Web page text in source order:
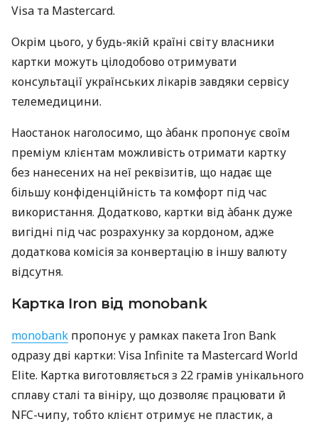
Visa та Mastercard.
Окрім цього, у будь-якій країні світу власники
картки можуть цілодобово отримувати
консультації українських лікарів завдяки сервісу
телемедицини.
Наостанок наголосимо, що àбанк пропонує своїм
преміум клієнтам можливість отримати картку
без нанесених на неї реквізитів, що надає ще
більшу конфіденційність та комфорт під час
використання. Додатково, картки від àбанк дуже
вигідні під час розрахунку за кордоном, адже
додаткова комісія за конвертацію в іншу валюту
відсутня.
Картка Iron від monobank
monobank пропонує у рамках пакета Iron Bank
одразу дві картки: Visa Infinite та Mastercard World
Elite. Картка виготовляється з 22 грамів унікального
сплаву сталі та вініру, що дозволяє працювати й
NFC-чипу, тобто клієнт отримує не пластик, а